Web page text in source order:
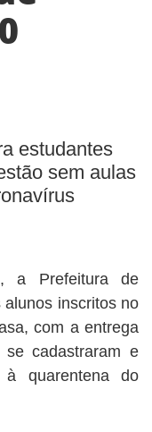
estudantes
sem aulas
a Prefeitura de
inscritos no
com a entrega
cadastraram e
quarentena do